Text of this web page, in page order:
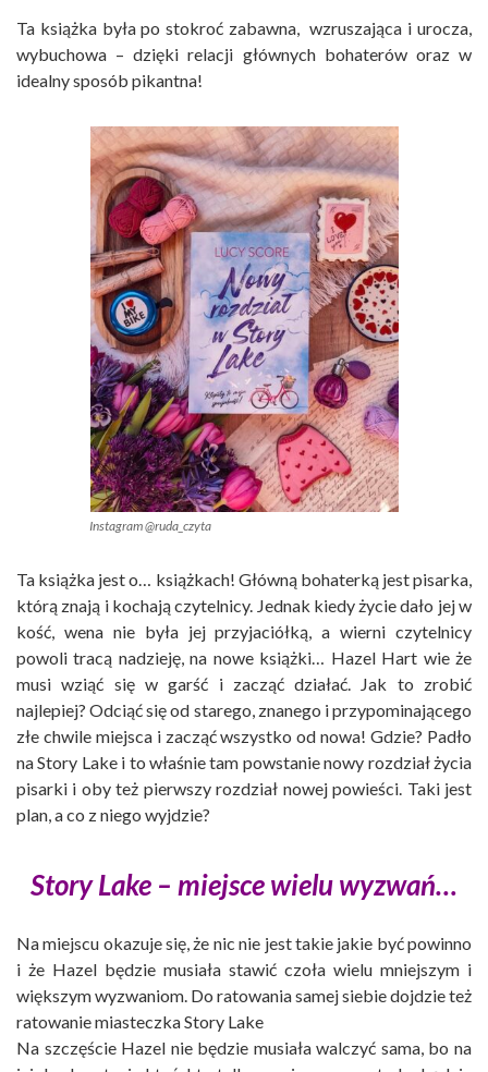
Ta książka była po stokroć zabawna, wzruszająca i urocza,
wybuchowa – dzięki relacji głównych bohaterów oraz w
idealny sposób pikantna!
Instagram @ruda_czyta
Ta książka jest o… książkach! Główną bohaterką jest pisarka,
którą znają i kochają czytelnicy. Jednak kiedy życie dało jej w
kość, wena nie była jej przyjaciółką, a wierni czytelnicy
powoli tracą nadzieję, na nowe książki… Hazel Hart wie że
musi wziąć się w garść i zacząć działać. Jak to zrobić
najlepiej? Odciąć się od starego, znanego i przypominającego
złe chwile miejsca i zacząć wszystko od nowa! Gdzie? Padło
na Story Lake i to właśnie tam powstanie nowy rozdział życia
pisarki i oby też pierwszy rozdział nowej powieści. Taki jest
plan, a co z niego wyjdzie?
Story Lake – miejsce wielu wyzwań…
Na miejscu okazuje się, że nic nie jest takie jakie być powinno
i że Hazel będzie musiała stawić czoła wielu mniejszym i
większym wyzwaniom. Do ratowania samej siebie dojdzie też
ratowanie miasteczka Story Lake
Na szczęście Hazel nie będzie musiała walczyć sama, bo na